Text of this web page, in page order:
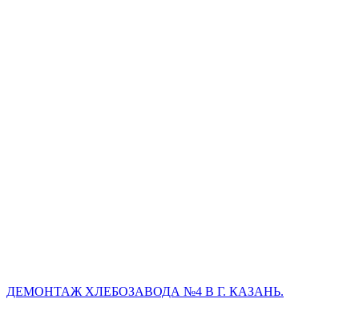
ДЕМОНТАЖ ХЛЕБОЗАВОДА №4 В Г. КАЗАНЬ.